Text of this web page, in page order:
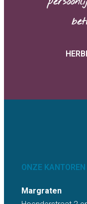
ONZE KANTOREN
Margraten